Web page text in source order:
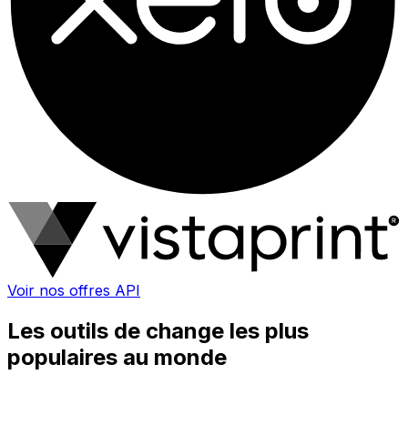
Voir nos offres API
Les outils de change les plus
populaires au monde